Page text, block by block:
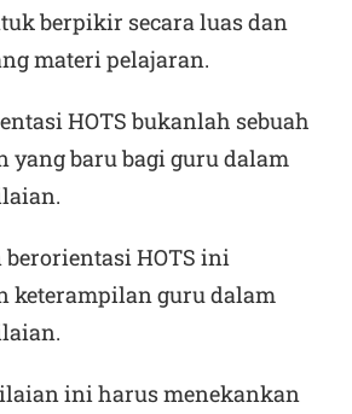
berpikir secara luas dan
materi pelajaran.
HOTS bukanlah sebuah
yang baru bagi guru dalam
HOTS ini
keterampilan guru dalam
ini harus menekankan